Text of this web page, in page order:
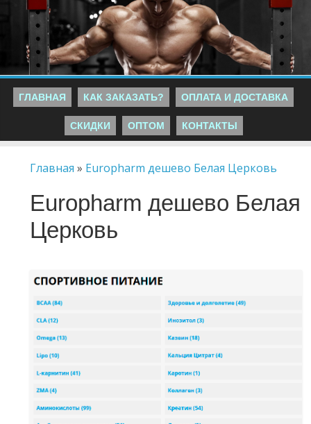
ГЛАВНАЯ КАК ЗАКАЗАТЬ? ОПЛАТА И ДОСТАВКА
СКИДКИ ОПТОМ КОНТАКТЫ
Главная » Europharm дешево Белая Церковь
Europharm дешево Белая
Церковь